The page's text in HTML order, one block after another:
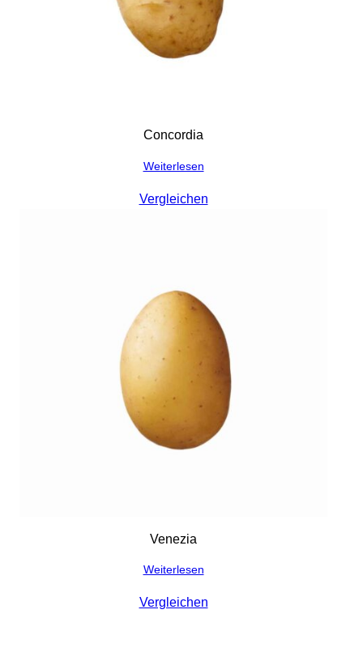
Concordia
Weiterlesen
Vergleichen
Venezia
Weiterlesen
Vergleichen